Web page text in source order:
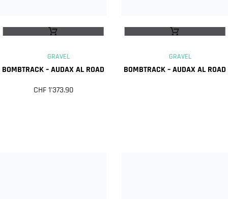
GRAVEL
BOMBTRACK – AUDAX AL ROAD
CHF1'373.90
GRAVEL
BOMBTRACK – AUDAX AL ROAD